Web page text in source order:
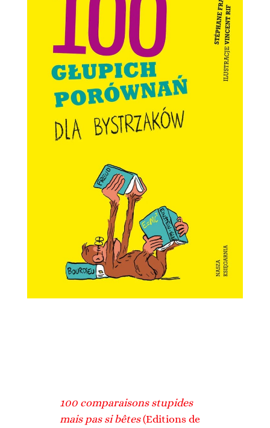
100 comparaisons stupides
mais pas si bêtes(Editions de